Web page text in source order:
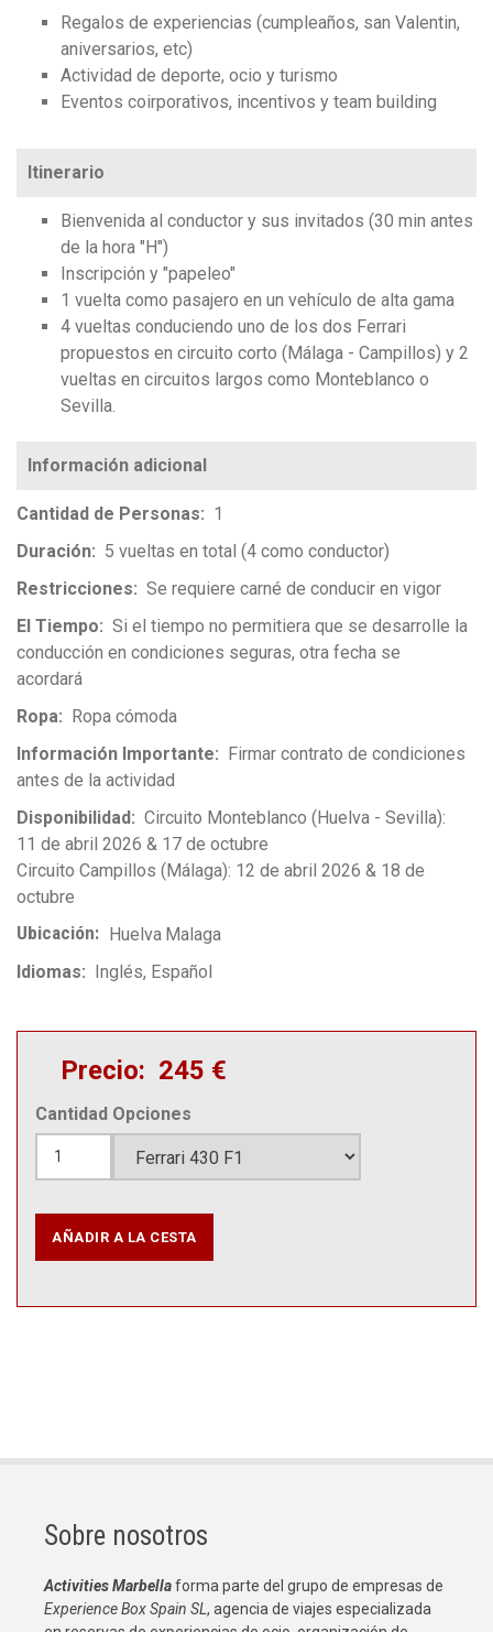
Regalos de experiencias (cumpleaños, san Valentin,
aniversarios, etc)
Actividad de deporte, ocio y turismo
Eventos coirporativos, incentivos y team building
Itinerario
Bienvenida al conductor y sus invitados (30 min antes
de la hora "H")
Inscripción y "papeleo"
1 vuelta como pasajero en un vehículo de alta gama
4 vueltas conduciendo uno de los dos Ferrari
propuestos en circuito corto (Málaga - Campillos) y 2
vueltas en circuitos largos como Monteblanco o
Sevilla.
Cantidad de Personas
1
Duración
5 vueltas en total (4 como conductor)
Restricciones
Se requiere carné de conducir en vigor
El Tiempo
Si el tiempo no permitiera que se desarrolle la
conducción en condiciones seguras, otra fecha se
acordará
Ropa
Ropa cómoda
Información Importante
Firmar contrato de condiciones
antes de la actividad
Disponibilidad
Circuito Monteblanco (Huelva - Sevilla):
11 de abril 2026 & 17 de octubre
Circuito Campillos (Málaga): 12 de abril 2026 & 18 de
octubre
Ubicación Huelva Malaga
Idiomas
Inglés Español
Precio 245 €
Cantidad Opciones
Sobre nosotros
Activities Marbellaforma parte del grupo de empresas de
Experience Box Spain SL, agencia de viajes especializada